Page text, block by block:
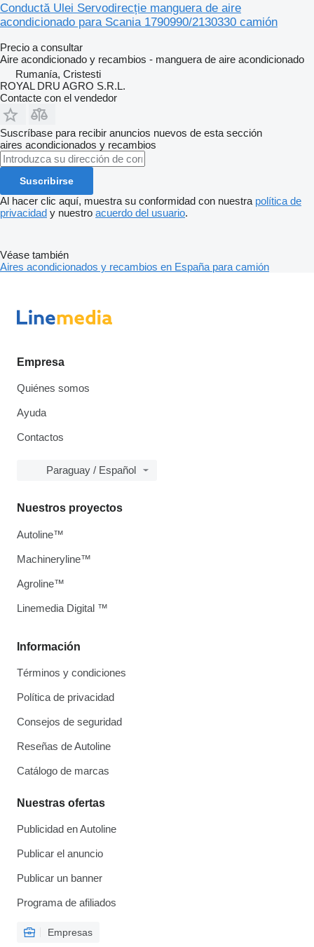
Conductă Ulei Servodirecție manguera de aire
acondicionado para Scania 1790990/2130330 camión
Precio a consultar
Aire acondicionado y recambios - manguera de aire acondicionado
Rumanía, Cristesti
ROYAL DRU AGRO S.R.L.
Contacte con el vendedor
Suscríbase para recibir anuncios nuevos de esta sección
aires acondicionados y recambios
Suscribirse
Al hacer clic aquí, muestra su conformidad con nuestra política de
privacidad y nuestro acuerdo del usuario.
Véase también
Aires acondicionados y recambios en España para camión
Empresa
Quiénes somos
Ayuda
Contactos
Paraguay / Español
Información
Términos y condiciones
Política de privacidad
Consejos de seguridad
Reseñas de Autoline
Catálogo de marcas
Nuestras ofertas
Publicidad en Autoline
Publicar el anuncio
Publicar un banner
Programa de afiliados
Empresas
Nuestros proyectos
Autoline™
Machineryline™
Agroline™
Linemedia Digital ™